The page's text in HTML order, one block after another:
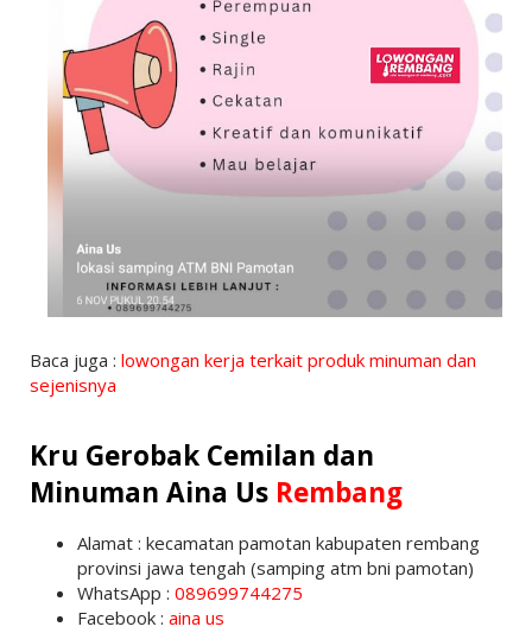
Baca juga : lowongan kerja terkait produk minuman dan
sejenisnya
Kru Gerobak Cemilan dan
Minuman Aina Us Rembang
Alamat : kecamatan pamotan kabupaten rembang
provinsi jawa tengah (samping atm bni pamotan)
WhatsApp : 089699744275
Facebook : aina us